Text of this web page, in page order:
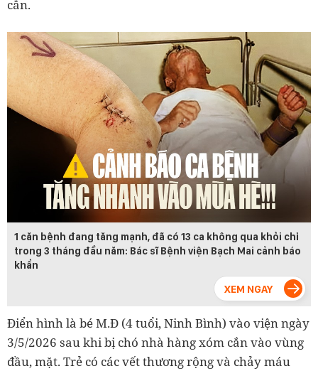
cắn.
1 căn bệnh đang tăng mạnh, đã có 13 ca không qua khỏi chỉ
trong 3 tháng đầu năm: Bác sĩ Bệnh viện Bạch Mai cảnh báo
khẩn
Điển hình là bé M.Đ (4 tuổi, Ninh Bình) vào viện ngày
3/5/2026 sau khi bị chó nhà hàng xóm cắn vào vùng
đầu, mặt. Trẻ có các vết thương rộng và chảy máu